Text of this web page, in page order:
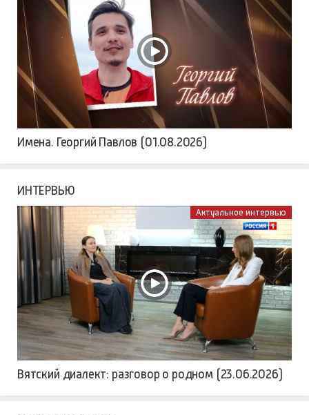
Имена. Георгий Павлов (01.08.2026)
ИНТЕРВЬЮ
Актуальное интервью
Вятский диалект: разговор о родном (23.06.2026)